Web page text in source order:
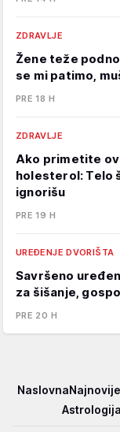
ZDRAVLJE
Žene teže
se mi patimo,
PRE 18 H
ZDRAVLJE
Ako primetite
holesterol: Telo
ignorišu
PRE 19 H
UREĐENJE DVORIŠTA
Savršeno
za šišanje,
PRE 20 H
Lepa
NaslovnaNajnovije
Astrologija